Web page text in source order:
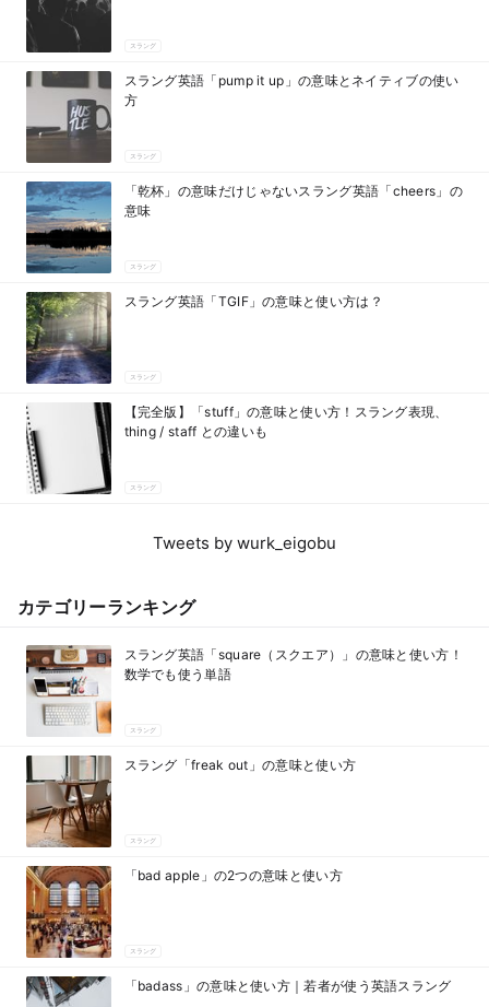
スラング
スラング英語「pump it up」の意味とネイティブの使い
方
スラング
「乾杯」の意味だけじゃないスラング英語「cheers」の
意味
スラング
スラング英語「TGIF」の意味と使い方は？
スラング
【完全版】「stuff」の意味と使い方！スラング表現、
thing / staff との違いも
スラング
Tweets by wurk_eigobu
カテゴリーランキング
スラング英語「square（スクエア）」の意味と使い方！
数学でも使う単語
スラング
スラング「freak out」の意味と使い方
スラング
「bad apple」の2つの意味と使い方
スラング
「badass」の意味と使い方｜若者が使う英語スラング